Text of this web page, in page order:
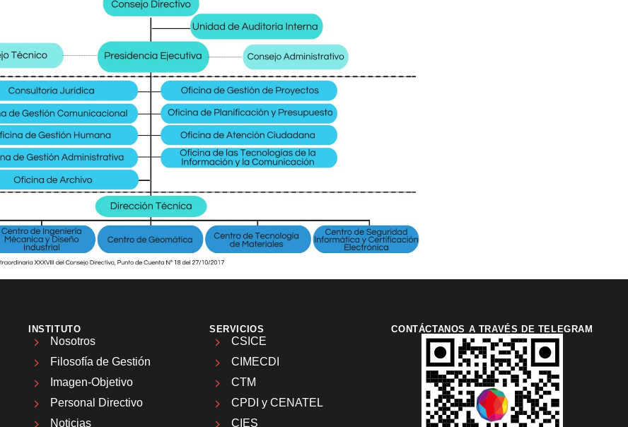
INSTITUTO
Nosotros
Filosofía de Gestión
Imagen-Objetivo
Personal Directivo
Noticias
SERVICIOS
CSICE
CIMECDI
CTM
CPDI y CENATEL
CIES
CONTÁCTANOS A TRAVÉS DE TELEGRAM